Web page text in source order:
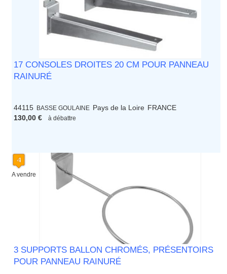
17 CONSOLES DROITES 20 CM POUR PANNEAU
RAINURÉ
44115 BASSE GOULAINE Pays de la Loire FRANCE
130,00 €
à débattre
A vendre
3 SUPPORTS BALLON CHROMÉS, PRÉSENTOIRS
POUR PANNEAU RAINURÉ